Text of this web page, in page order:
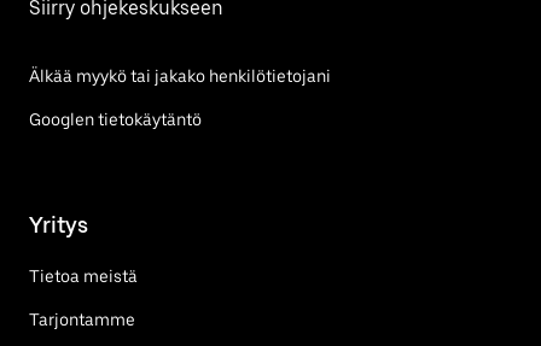
Siirry ohjekeskukseen
Älkää myykö tai jakako henkilötietojani
Googlen tietokäytäntö
Yritys
Tietoa meistä
Tarjontamme